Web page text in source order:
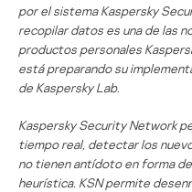
por el sistema Kaspersky
recopilar datos es una de las
productos personales
está preparando su
de Kaspersky Lab.
Kaspersky Security Network
tiempo real, detectar los
no tienen antídoto en forma
heurística. KSN permite